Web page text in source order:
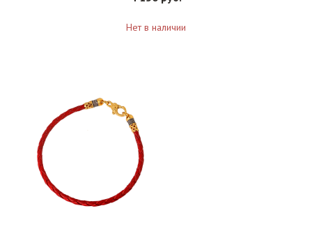
Нет в наличии